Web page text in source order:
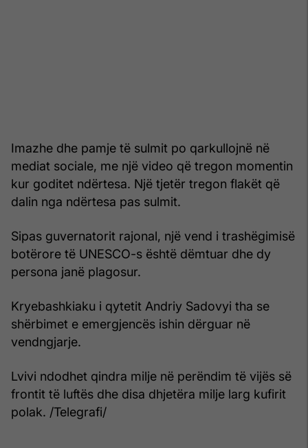
Imazhe dhe pamje të sulmit po qarkullojnë në
mediat sociale, me një video që tregon momentin
kur goditet ndërtesa. Një tjetër tregon flakët që
dalin nga ndërtesa pas sulmit.
Sipas guvernatorit rajonal, një vend i trashëgimisë
botërore të UNESCO-s është dëmtuar dhe dy
persona janë plagosur.
Kryebashkiaku i qytetit Andriy Sadovyi tha se
shërbimet e emergjencës ishin dërguar në
vendngjarje.
Lvivi ndodhet qindra milje në perëndim të vijës së
frontit të luftës dhe disa dhjetëra milje larg kufirit
polak. /Telegrafi/